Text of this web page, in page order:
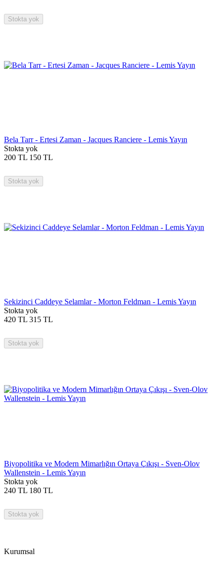
Stokta yok
Bela Tarr - Ertesi Zaman - Jacques Ranciere - Lemis Yayın
Stokta yok
200 TL 150 TL
Stokta yok
Sekizinci Caddeye Selamlar - Morton Feldman - Lemis Yayın
Stokta yok
420 TL 315 TL
Stokta yok
Biyopolitika ve Modern Mimarlığın Ortaya Çıkışı - Sven-Olov
Wallenstein - Lemis Yayın
Stokta yok
240 TL 180 TL
Stokta yok
Kurumsal